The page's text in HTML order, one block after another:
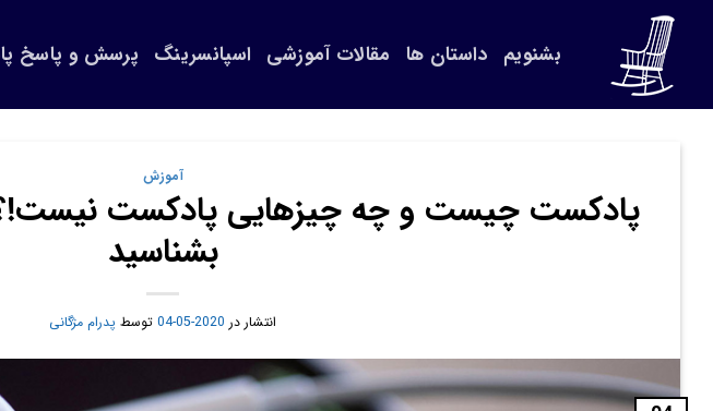
content
بشنویم داستان ها مقالات آموزشی اسپانسرینگ پرسش و پاسخ
آموزش
پادکست چیست و چه چیزهایی پادکست نیست!؟ |
بشناسید
انتشار در 2020-05-04 توسط پدرام مژگانی